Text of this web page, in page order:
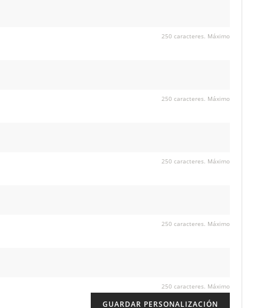
250 caracteres. Máximo
250 caracteres. Máximo
250 caracteres. Máximo
250 caracteres. Máximo
250 caracteres. Máximo
GUARDAR PERSONALIZACIÓN